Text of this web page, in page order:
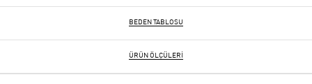
BEDEN TABLOSU
ÜRÜN ÖLÇÜLERI